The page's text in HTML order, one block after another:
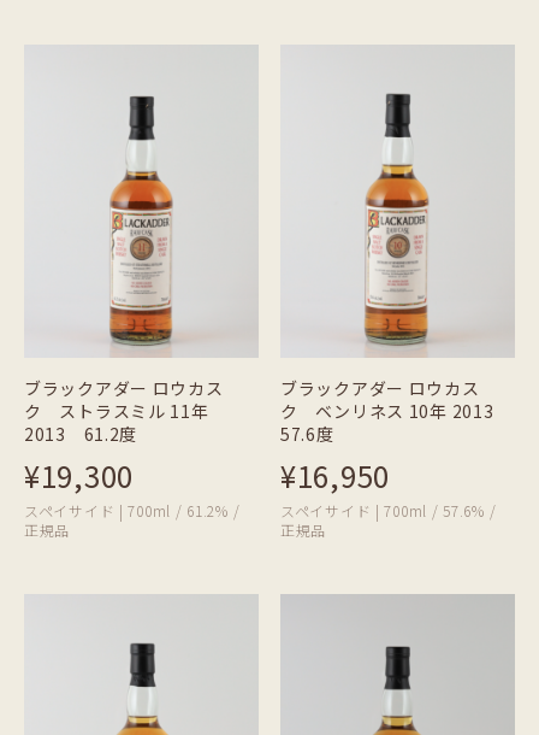
ブラックアダー ロウカス
ク ストラスミル 11年
2013 61.2度
¥19,300
スペイサイド | 700ml / 61.2% /
正規品
ブラックアダー ロウカス
ク ベンリネス 10年 2013
57.6度
¥16,950
スペイサイド | 700ml / 57.6% /
正規品